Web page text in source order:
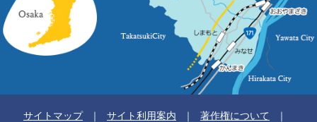
サイトマップ サイト利用案内 著作権について